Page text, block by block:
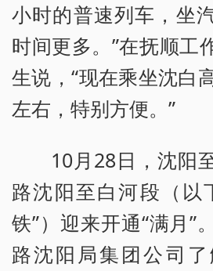
小时的普速列车，坐
时间更多。”在抚顺工
生说，“现在乘坐沈白
左右，特别方便。”
10月28日，沈阳
路沈阳至白河段（以
铁”）迎来开通“满月”
路沈阳局集团公司